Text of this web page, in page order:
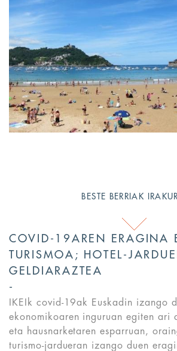
BESTE BERRIAK
COVID-19AREN ERAGINA
TURISMOA; HOTEL-
GELDIARAZTEA
IKEIk covid-19ak Euskadin izango
ekonomikoaren inguruan egiten ari
eta hausnarketaren esparruan,
turismo-jardueran izango duen